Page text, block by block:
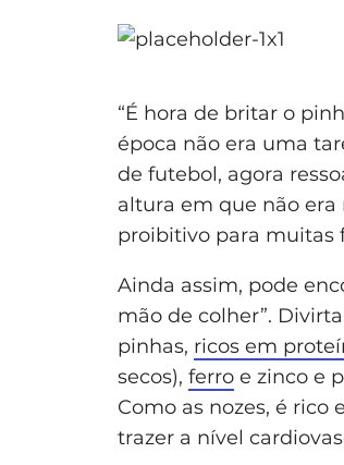
“É hora de britar o
época não era uma
de futebol, agora
altura em que não
proibitivo para muitas
Ainda assim, pode
mão de colher”.
pinhas, ricos em
secos), ferro e zinco e
Como as nozes, é
trazer a nível